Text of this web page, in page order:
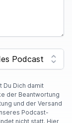
Du Dich damit
der Beantwortung
und der Versand
Podcast-
nicht statt. Hier